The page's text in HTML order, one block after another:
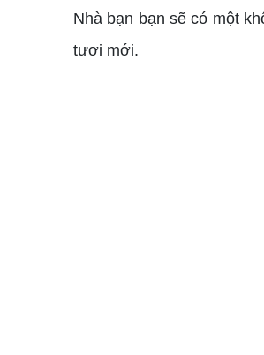
Nhà bạn bạn sẽ có một
tươi mới.